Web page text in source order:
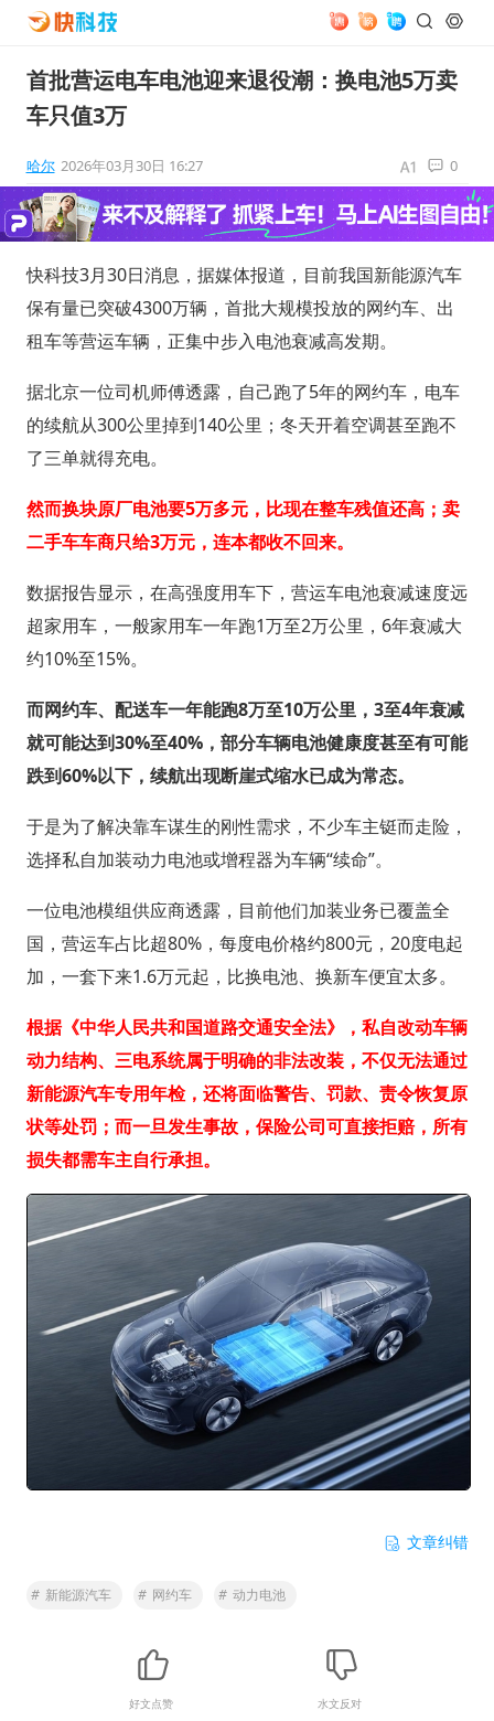
首批营运电车电池迎来退役潮：换电池5万卖
车只值3万
哈尔 2026年03月30日 16:27 0
快科技3月30日消息，据媒体报道，目前我国新能源汽车
保有量已突破4300万辆，首批大规模投放的网约车、出
租车等营运车辆，正集中步入电池衰减高发期。
据北京一位司机师傅透露，自己跑了5年的网约车，电车
的续航从300公里掉到140公里；冬天开着空调甚至跑不
了三单就得充电。
然而换块原厂电池要5万多元，比现在整车残值还高；卖
二手车车商只给3万元，连本都收不回来。
数据报告显示，在高强度用车下，营运车电池衰减速度远
超家用车，一般家用车一年跑1万至2万公里，6年衰减大
约10%至15%。
而网约车、配送车一年能跑8万至10万公里，3至4年衰减
就可能达到30%至40%，部分车辆电池健康度甚至有可能
跌到60%以下，续航出现断崖式缩水已成为常态。
于是为了解决靠车谋生的刚性需求，不少车主铤而走险，
选择私自加装动力电池或增程器为车辆“续命”。
一位电池模组供应商透露，目前他们加装业务已覆盖全
国，营运车占比超80%，每度电价格约800元，20度电起
加，一套下来1.6万元起，比换电池、换新车便宜太多。
根据《中华人民共和国道路交通安全法》，私自改动车辆
动力结构、三电系统属于明确的非法改装，不仅无法通过
新能源汽车专用年检，还将面临警告、罚款、责令恢复原
状等处罚；而一旦发生事故，保险公司可直接拒赔，所有
损失都需车主自行承担。
文章纠错
# 新能源汽车 # 网约车 # 动力电池
好文点赞 水文反对